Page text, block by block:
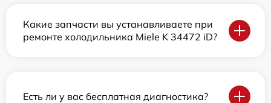
Какие запчасти вы устанавливаете при
ремонте холодильника Miele K 34472 iD?
Есть ли у вас бесплатная диагностика?